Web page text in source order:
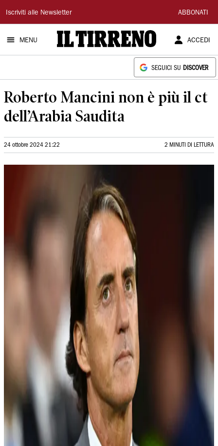
Il
Tirreno
Iscriviti alle Newsletter ABBONATI
MENU ACCEDI
SEGUICI SU DISCOVER
Roberto Mancini non è più il ct
dell’Arabia Saudita
24 ottobre 2024 21:22 2 MINUTI DI LETTURA